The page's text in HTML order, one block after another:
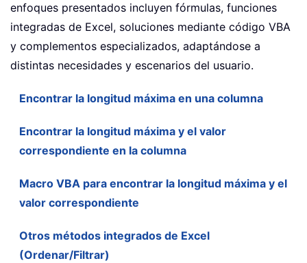
enfoques presentados incluyen fórmulas, funciones
integradas de Excel, soluciones mediante código VBA
y complementos especializados, adaptándose a
distintas necesidades y escenarios del usuario.
Encontrar la longitud máxima en una columna
Encontrar la longitud máxima y el valor
correspondiente en la columna
Macro VBA para encontrar la longitud máxima y el
valor correspondiente
Otros métodos integrados de Excel
(Ordenar/Filtrar)